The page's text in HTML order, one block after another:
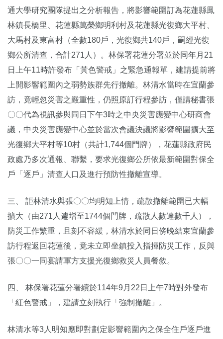
通大學研究團隊提出之分析報告，將影響範圍訂為花蓮縣鳳
林鎮長橋里、花蓮縣萬榮鄉明利村及花蓮縣光復鄉大平村、
大馬村及東富村（全數180戶，光復鄉共140戶，嗣經光復
鄉公所清查，合計271人）。林保署花蓮分署並於同年月21
日上午11時許發布「黃色警戒」之緊急通報單，建請提前將
上開影響範圍內之弱勢族群先行撤離。林清水當時在宜蘭參
訪，竟輕忽災害之嚴重性，仍照原訂行程參訪，僅請秘書張
〇〇代為視訊參與同日下午3時之中央災害應變中心研商會
議，中央災害應變中心並於當次會議決議將影響範圍擴大至
光復鄉大平村等10村（共計1,744個門牌），花蓮縣政府民
政處乃多次通報、聯繫，要求光復鄉公所依最新範圍對保全
戶「逐戶」清查人口及進行預防性撤離宣導。
三、 詎林清水與張〇〇均明知上情，疏散撤離範圍已大幅
擴大（由271人遽增至1744個門牌，疏散人數達數千人），
防災工作繁重，且刻不容緩，林清水於同日傍晚結束宜蘭參
訪行程返回花蓮後，竟未立即坐鎮投入指揮防災工作，反與
張〇〇一同宴請軍方支援光復鄉救災人員餐敘。
四、 林保署花蓮分署續於114年9月22日上午7時對外發布
「紅色警戒」，建請立刻執行「強制撤離」。
林清水等3人明知應即對劃定影響範圍內之保全住戶逐戶進